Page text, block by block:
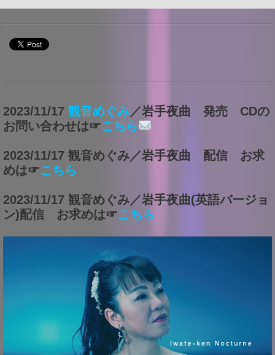
2023/11/17 観音めぐみ／岩手夜曲 発売 CDの
お問い合わせは☞こちら
2023/11/17 観音めぐみ／岩手夜曲 配信 お求
めは☞こちら
2023/11/17 観音めぐみ／岩手夜曲(英語バージョ
ン)配信 お求めは☞こちら